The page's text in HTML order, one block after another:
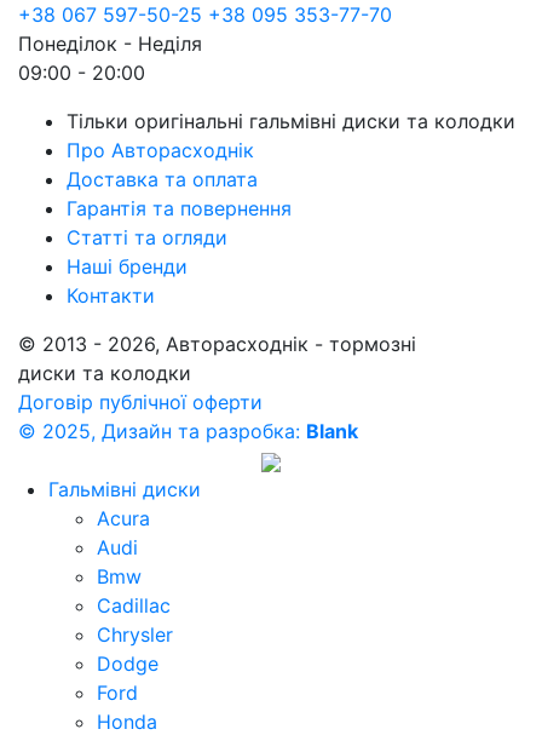
+38 067 597-50-25 +38 095 353-77-70
Понеділок - Неділя
09:00 - 20:00
Тільки оригінальні гальмівні диски та колодки
Про Авторасходнік
Доставка та оплата
Гарантія та повернення
Статті та огляди
Наші бренди
Контакти
© 2013 - 2026, Авторасходнік - тормозні
диски та колодки
Договір публічної оферти
© 2025, Дизайн та разробка: Blank
Гальмівні диски
Acura
Audi
Bmw
Cadillac
Chrysler
Dodge
Ford
Honda